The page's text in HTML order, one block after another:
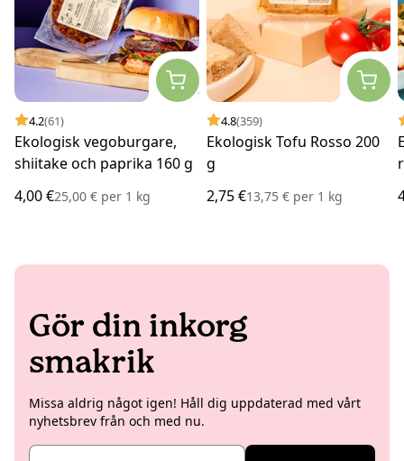
4.2(61)
Ekologisk vegoburgare,
shiitake och paprika 160 g
4,00 €25,00 € per 1 kg
4.8(359)
Ekologisk Tofu Rosso 200
g
2,75 €13,75 € per1 kg
Gör din inkorg
smakrik
Missa aldrig något igen! Håll dig uppdaterad med vårt
nyhetsbrev från och med nu.